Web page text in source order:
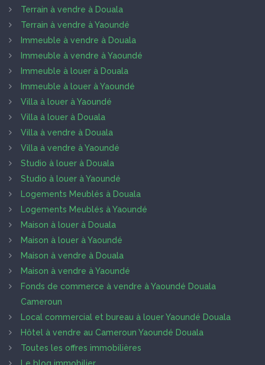
Terrain à vendre à Douala
Terrain à vendre à Yaoundé
Immeuble à vendre à Douala
Immeuble à vendre à Yaoundé
Immeuble à louer à Douala
Immeuble à louer à Yaoundé
Villa à louer à Yaoundé
Villa à louer à Douala
Villa à vendre à Douala
Villa à vendre à Yaoundé
Studio à louer à Douala
Studio à louer à Yaoundé
Logements Meublés à Douala
Logements Meublés à Yaoundé
Maison à louer à Douala
Maison à louer à Yaoundé
Maison à vendre à Douala
Maison à vendre à Yaoundé
Fonds de commerce à vendre à Yaoundé Douala
Cameroun
Local commercial et bureau à louer Yaoundé Douala
Hôtel à vendre au Cameroun Yaoundé Douala
Toutes les offres immobilières